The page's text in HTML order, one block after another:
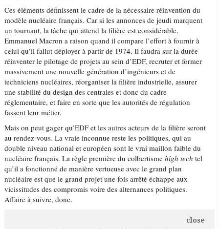
Ces éléments définissent le cadre de la nécessaire réinvention du
modèle nucléaire français. Car si les annonces de jeudi marquent
un tournant, la tâche qui attend la filière est considérable.
Emmanuel Macron a raison quand il compare l’effort à fournir à
celui qu’il fallut déployer à partir de 1974. Il faudra sur la durée
réinventer le pilotage de projets au sein d’EDF, recruter et former
massivement une nouvelle génération d’ingénieurs et de
techniciens nucléaires, réorganiser la filière industrielle, assurer
une stabilité du design des centrales et donc du cadre
réglementaire, et faire en sorte que les autorités de régulation
fassent leur métier.
Mais on peut gager qu’EDF et les autres acteurs de la filière seront
au rendez-vous. La vraie inconnue reste les politiques, qui au
double niveau national et européen sont le vrai maillon faible du
nucléaire français. La règle première du colbertismehigh tech tel
qu’il a fonctionné de manière vertueuse avec le grand plan
nucléaire est que le grand projet une fois arrêté échappe aux
vicissitudes des compromis voire des alternances politiques.
Affaire à suivre, donc.
close